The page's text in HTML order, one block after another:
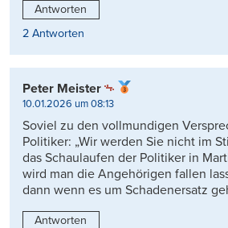
Antworten
2 Antworten
Peter Meister
10.01.2026 um 08:13
Soviel zu den vollmundigen
Politiker: „Wir werden Sie nicht im
das Schaulaufen der Politiker in
wird man die Angehörigen fallen
dann wenn es um Schadenersatz
Antworten